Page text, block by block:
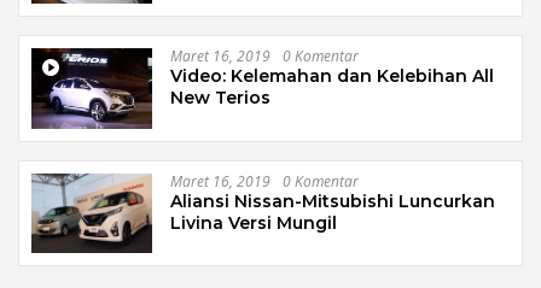
Maret 16, 2019 0 Komentar
Video: Kelemahan dan Kelebihan All
New Terios
Maret 16, 2019 0 Komentar
Aliansi Nissan-Mitsubishi Luncurkan
Livina Versi Mungil